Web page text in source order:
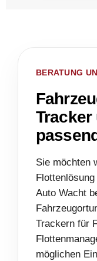
BERATUNG
Tracker
Sie möchten
Auto Wacht
Trackern für
möglichen